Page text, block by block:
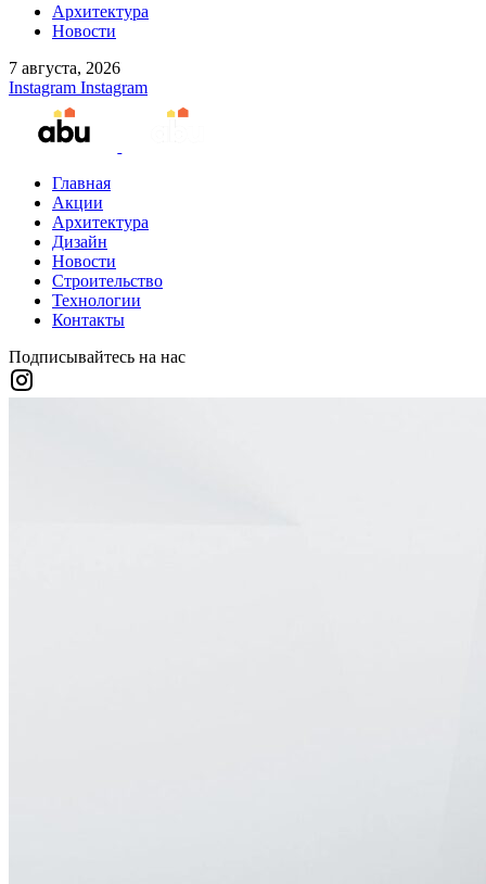
Архитектура
Новости
7 августа, 2026
Instagram Instagram
Главная
Акции
Архитектура
Дизайн
Новости
Строительство
Технологии
Контакты
Подписывайтесь на нас